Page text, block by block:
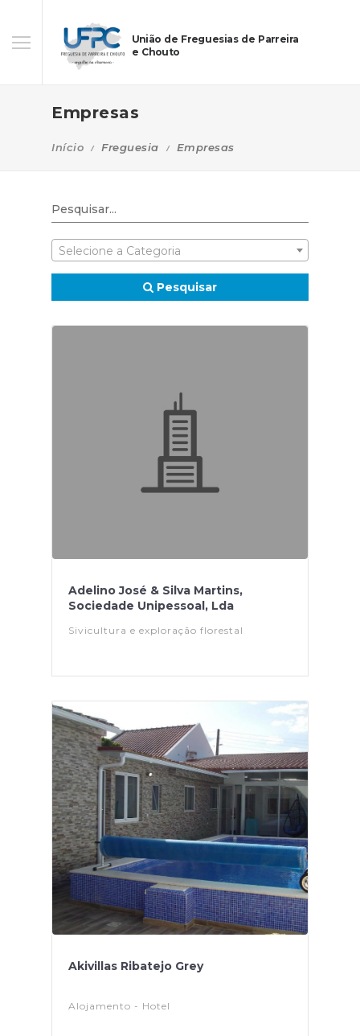
União de Freguesias de Parreira
e Chouto
Empresas
Início Freguesia Empresas
Selecione a Categoria
Pesquisar
Adelino José & Silva Martins,
Sociedade Unipessoal, Lda
Sivicultura e exploração florestal
Akivillas Ribatejo Grey
Alojamento - Hotel